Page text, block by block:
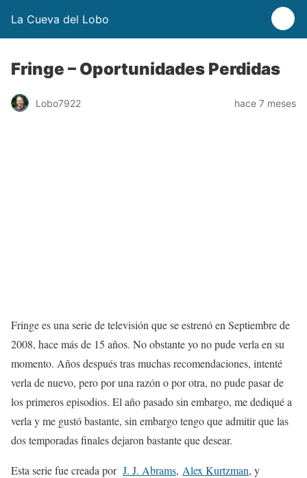
La Cueva del Lobo
Fringe – Oportunidades Perdidas
Lobo7922 hace 7 meses
Fringe es una serie de televisión que se estrenó en Septiembre de
2008, hace más de 15 años. No obstante yo no pude verla en su
momento. Años después tras muchas recomendaciones, intenté
verla de nuevo, pero por una razón o por otra, no pude pasar de
los primeros episodios. El año pasado sin embargo, me dediqué a
verla y me gustó bastante, sin embargo tengo que admitir que las
dos temporadas finales dejaron bastante que desear.
Esta serie fue creada por J. J. Abrams, Alex Kurtzman, y